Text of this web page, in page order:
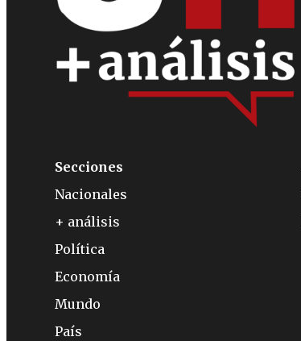
Secciones
Nacionales
+ análisis
Política
Economía
Mundo
País